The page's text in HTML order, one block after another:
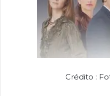
Crédito :